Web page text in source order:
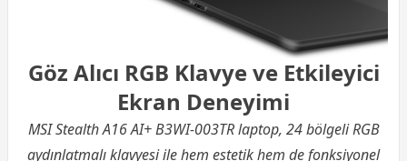
Göz Alıcı RGB Klavye ve Etkileyici
Ekran Deneyimi
MSI Stealth A16 AI+ B3WI-003TR laptop, 24 bölgeli RGB
aydınlatmalı klavyesi ile hem estetik hem de fonksiyonel